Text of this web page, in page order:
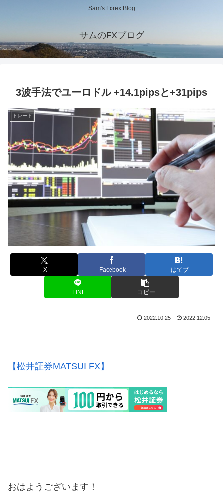
Sam's Forex Blog
サムのFXブログ
3波手法でユーロドル +14.1pipsと+31pips
トレード
X Facebook はてブ
LINE コピー
2022.10.25 2022.12.05
【松井証券MATSUI FX】
おはようございます！